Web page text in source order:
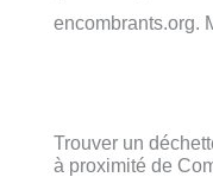
encombrants.org.
Trouver un
à proximité de